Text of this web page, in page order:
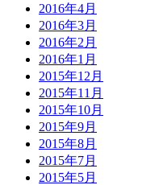
2016年4月
2016年3月
2016年2月
2016年1月
2015年12月
2015年11月
2015年10月
2015年9月
2015年8月
2015年7月
2015年5月